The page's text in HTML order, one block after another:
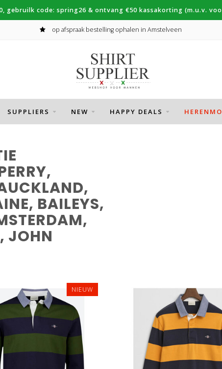
gebruilk code: spring26 & ontvang €50 kassakorting (m.u.v.
op afspraak bestelling ophalen in Amstelveen
SUPPLIERS NEW HAPPY DEALS
BAILEYS,
JOHN
NIEUW